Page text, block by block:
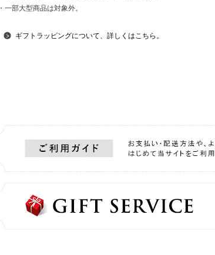
・一部大型商品は対象外。
ギフトラッピングについて、詳しくはこちら。